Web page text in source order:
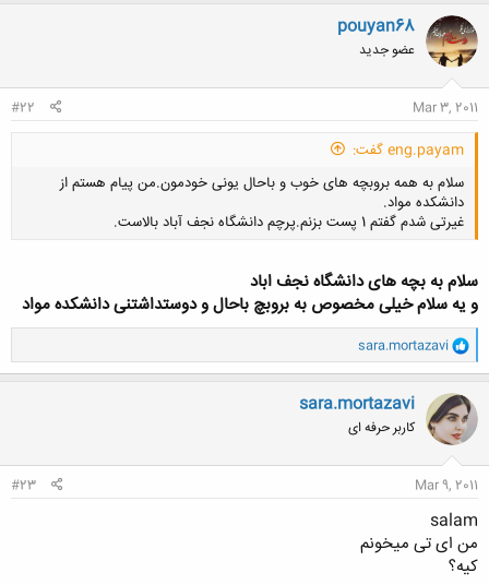
pouyan68
عضو جدید
Mar 3, 2011
#22
eng.payam گفت:
سلام به همه بروبچه های خوب و باحال یونی خودمون.من پیام هستم از
دانشکده مواد.
غیرتی شدم گفتم 1 پست بزنم.پرچم دانشگاه نجف آباد بالاست.
کلیک کنید تا باز شود...
سلامبه بچه های دانشگاه نجف اباد
و یه سلام خیلی مخصوص به بروبچ باحال و دوستداشتنی دانشکده مواد
و
ا
ک
ن
ش
ه
ا
sara.mortazavi
sara.mortazavi
کاربر حرفه ای
Mar 9, 2011
#23
salam
من ای تی میخونم
کیه؟